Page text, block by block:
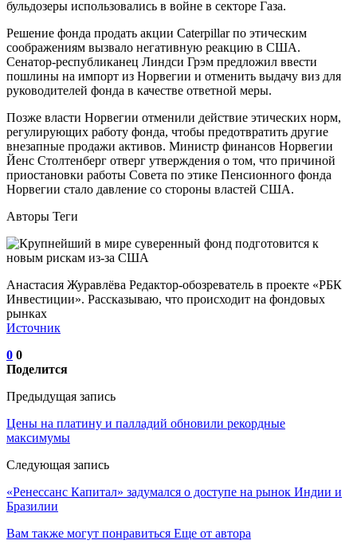
бульдозеры использовались в войне в секторе Газа.
Решение фонда продать акции Caterpillar по этическим
соображениям вызвало негативную реакцию в США.
Сенатор-республиканец Линдси Грэм предложил ввести
пошлины на импорт из Норвегии и отменить выдачу виз для
руководителей фонда в качестве ответной меры.
Позже власти Норвегии отменили действие этических норм,
регулирующих работу фонда, чтобы предотвратить другие
внезапные продажи активов. Министр финансов Норвегии
Йенс Столтенберг отверг утверждения о том, что причиной
приостановки работы Совета по этике Пенсионного фонда
Норвегии стало давление со стороны властей США.
Авторы Теги
Анастасия Журавлёва Редактор-обозреватель в проекте «РБК
Инвестиции». Рассказываю, что происходит на фондовых
рынках
Источник
0 0
Поделится
Предыдущая запись
Цены на платину и палладий обновили рекордные
максимумы
Следующая запись
«Ренессанс Капитал» задумался о доступе на рынок Индии и
Бразилии
Вам также могут понравиться Еще от автора